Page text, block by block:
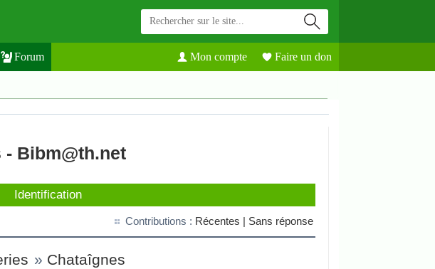
Forum Mon compte Faire un don
Bibm@th.net
Identification
Contributions : Récentes | Sans réponse
» Chataîgnes